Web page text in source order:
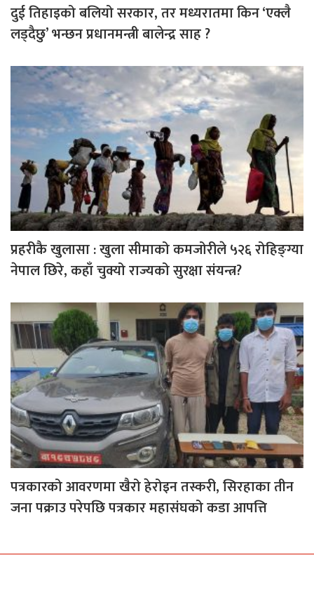
दुई तिहाइको बलियो सरकार, तर मध्यरातमा किन ‘एक्लै
लड्दैछु’ भन्छन प्रधानमन्त्री बालेन्द्र साह ?
प्रहरीकै खुलासा : खुला सीमाको कमजोरीले ५२६ रोहिङ्ग्या
नेपाल छिरे, कहाँ चुक्यो राज्यको सुरक्षा संयन्त्र?
पत्रकारको आवरणमा खैरो हेरोइन तस्करी, सिरहाका तीन
जना पक्राउ परेपछि पत्रकार महासंघको कडा आपत्ति